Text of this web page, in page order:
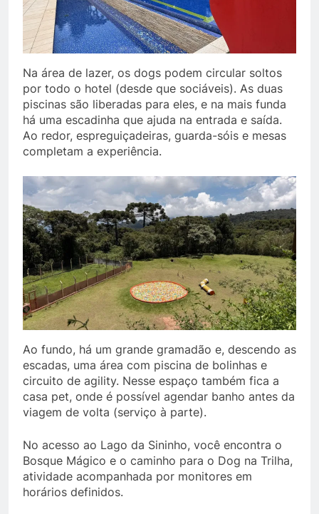
Na área de lazer, os dogs podem circular soltos
por todo o hotel (desde que sociáveis). As duas
piscinas são liberadas para eles, e na mais funda
há uma escadinha que ajuda na entrada e saída.
Ao redor, espreguiçadeiras, guarda-sóis e mesas
completam a experiência.
Ao fundo, há um grande gramadão e, descendo as
escadas, uma área com piscina de bolinhas e
circuito de agility. Nesse espaço também fica a
casa pet, onde é possível agendar banho antes da
viagem de volta (serviço à parte).
No acesso ao Lago da Sininho, você encontra o
Bosque Mágico e o caminho para o Dog na Trilha,
atividade acompanhada por monitores em
horários definidos.